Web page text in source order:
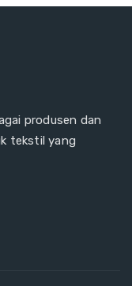
produsen dan
tekstil yang